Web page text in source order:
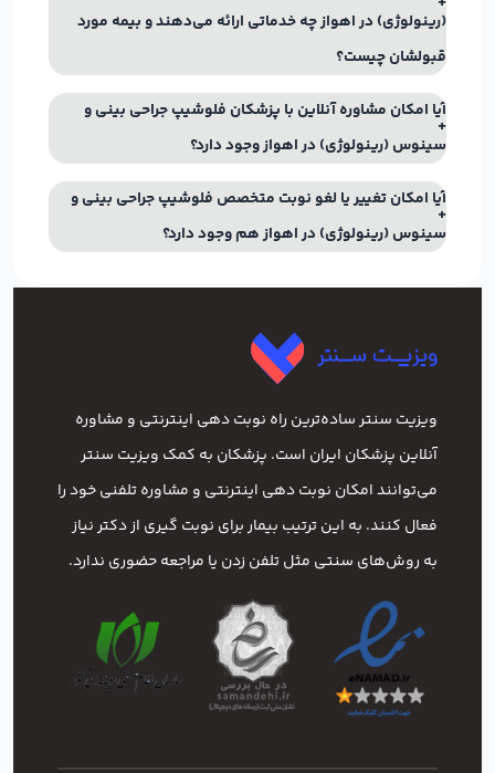
(رینولوژی) در اهواز چه خدماتی ارائه می‌دهند و بیمه مورد
قبولشان چیست؟
آیا امکان مشاوره آنلاین با پزشکان فلوشیپ جراحی بینی و
سینوس (رینولوژی) در اهواز وجود دارد؟
آیا امکان تغییر یا لغو نوبت متخصص فلوشیپ جراحی بینی و
سینوس (رینولوژی) در اهواز هم وجود دارد؟
ویزیت سنتر ساده‌ترین راه نوبت‌ دهی اینترنتی و مشاوره
آنلاین پزشکان ایران است. پزشکان به کمک ویزیت سنتر
می‌توانند امکان نوبت دهی اینترنتی و مشاوره تلفنی خود را
فعال کنند. به این ترتیب بیمار برای نوبت گیری از دکتر نیاز
به روش‌های سنتی مثل تلفن زدن یا مراجعه حضوری ندارد.